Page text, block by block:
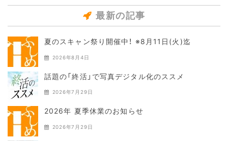
最新の記事
夏のスキャン祭り開催中！ ※8月11日(火)迄
2026年8月4日
話題の「終活」で写真デジタル化のススメ
2026年7月29日
2026年 夏季休業のお知らせ
2026年7月29日